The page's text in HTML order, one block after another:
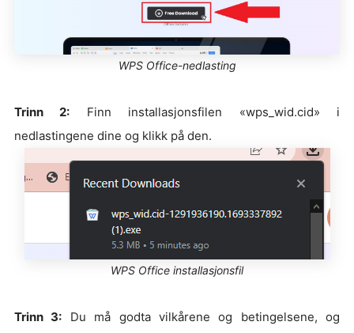
WPS Office-nedlasting
Trinn 2: Finn installasjonsfilen «wps_wid.cid» i
nedlastingene dine og klikk på den.
WPS Office installasjonsfil
Trinn 3: Du må godta vilkårene og betingelsene, og